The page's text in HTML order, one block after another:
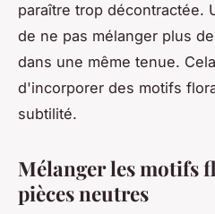
paraître trop décontractée.
de ne pas mélanger plus
dans une même tenue.
d'incorporer des motifs
subtilité.
Mélanger les motifs
pièces neutres